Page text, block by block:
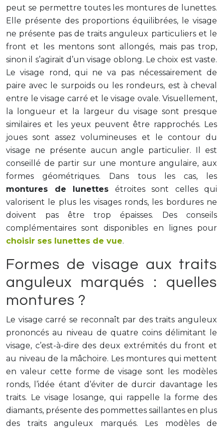
peut se permettre toutes les montures de lunettes.
Elle présente des proportions équilibrées, le visage
ne présente pas de traits anguleux particuliers et le
front et les mentons sont allongés, mais pas trop,
sinon il s’agirait d’un visage oblong. Le choix est vaste.
Le visage rond, qui ne va pas nécessairement de
paire avec le surpoids ou les rondeurs, est à cheval
entre le visage carré et le visage ovale. Visuellement,
la longueur et la largeur du visage sont presque
similaires et les yeux peuvent être rapprochés. Les
joues sont assez volumineuses et le contour du
visage ne présente aucun angle particulier. Il est
conseillé de partir sur une monture angulaire, aux
formes géométriques. Dans tous les cas, les
montures de lunettes étroites sont celles qui
valorisent le plus les visages ronds, les bordures ne
doivent pas être trop épaisses. Des conseils
complémentaires sont disponibles en lignes pour
choisir ses lunettes de vue.
Formes de visage aux traits
anguleux marqués : quelles
montures ?
Le visage carré se reconnaît par des traits anguleux
prononcés au niveau de quatre coins délimitant le
visage, c’est-à-dire des deux extrémités du front et
au niveau de la mâchoire. Les montures qui mettent
en valeur cette forme de visage sont les modèles
ronds, l’idée étant d’éviter de durcir davantage les
traits. Le visage losange, qui rappelle la forme des
diamants, présente des pommettes saillantes en plus
des traits anguleux marqués. Les modèles de